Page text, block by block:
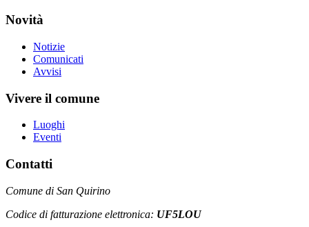
Novità
Notizie
Comunicati
Avvisi
Vivere il comune
Luoghi
Eventi
Contatti
Comune di San Quirino
Codice di fatturazione elettronica: UF5LOU